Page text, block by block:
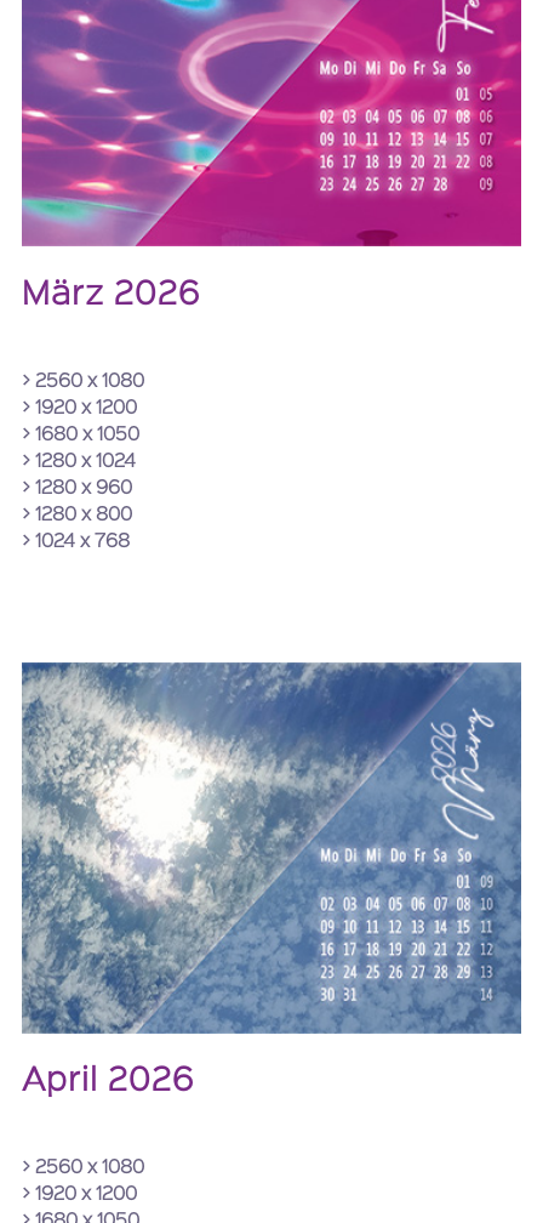
März 2026
> 2560 x 1080
> 1920 x 1200
> 1680 x 1050
> 1280 x 1024
> 1280 x 960
> 1280 x 800
> 1024 x 768
April 2026
> 2560 x 1080
> 1920 x 1200